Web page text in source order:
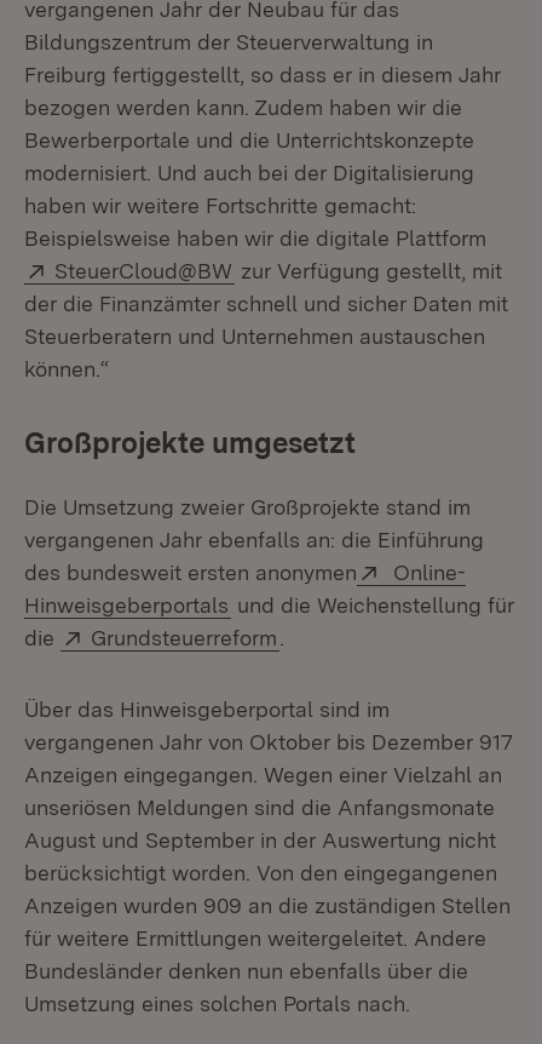
vergangenen Jahr der Neubau für das
Bildungszentrum der Steuerverwaltung in
Freiburg fertiggestellt, so dass er in diesem Jahr
bezogen werden kann. Zudem haben wir die
Bewerberportale und die Unterrichtskonzepte
modernisiert. Und auch bei der Digitalisierung
haben wir weitere Fortschritte gemacht:
Beispielsweise haben wir die digitale Plattform
Extern:
SteuerCloud@BW (Öffnet in neuem Fenster)
zur Verfügung gestellt, mit
der die Finanzämter schnell und sicher Daten mit
Steuerberatern und Unternehmen austauschen
können.“
Großprojekte umgesetzt
Die Umsetzung zweier Großprojekte stand im
vergangenen Jahr ebenfalls an: die Einführung
des bundesweit ersten anonymen
Extern:
Online-
Hinweisgeberportals (Öffnet in neuem Fenster)
und die Weichenstellung für
die
Extern:
Grundsteuerreform
Über das Hinweisgeberportal sind im
vergangenen Jahr von Oktober bis Dezember 917
Anzeigen eingegangen. Wegen einer Vielzahl an
unseriösen Meldungen sind die Anfangsmonate
August und September in der Auswertung nicht
berücksichtigt worden. Von den eingegangenen
Anzeigen wurden 909 an die zuständigen Stellen
für weitere Ermittlungen weitergeleitet. Andere
Bundesländer denken nun ebenfalls über die
Umsetzung eines solchen Portals nach.